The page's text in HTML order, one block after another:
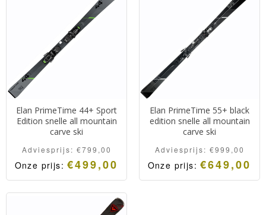
Elan PrimeTime 44+ Sport
Edition snelle all mountain
carve ski
Adviesprijs: €799,00
Onze prijs:€499,00
Elan PrimeTime 55+ black
edition snelle all mountain
carve ski
Adviesprijs: €999,00
Onze prijs:€649,00